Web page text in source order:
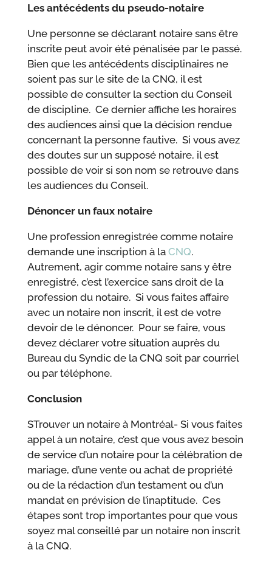
Les antécédents du pseudo-notaire
Une personne se déclarant notaire sans être
inscrite peut avoir été pénalisée par le passé.
Bien que les antécédents disciplinaires ne
soient pas sur le site de la CNQ, il est
possible de consulter la section du Conseil
de discipline. Ce dernier affiche les horaires
des audiences ainsi que la décision rendue
concernant la personne fautive. Si vous avez
des doutes sur un supposé notaire, il est
possible de voir si son nom se retrouve dans
les audiences du Conseil.
Dénoncer un faux notaire
Une profession enregistrée comme notaire
demande une inscription à la CNQ.
Autrement, agir comme notaire sans y être
enregistré, c’est l’exercice sans droit de la
profession du notaire. Si vous faites affaire
avec un notaire non inscrit, il est de votre
devoir de le dénoncer. Pour se faire, vous
devez déclarer votre situation auprès du
Bureau du Syndic de la CNQ soit par courriel
ou par téléphone.
Conclusion
STrouver un notaire à Montréal- Si vous faites
appel à un notaire, c’est que vous avez besoin
de service d’un notaire pour la célébration de
mariage, d’une vente ou achat de propriété
ou de la rédaction d’un testament ou d’un
mandat en prévision de l’inaptitude. Ces
étapes sont trop importantes pour que vous
soyez mal conseillé par un notaire non inscrit
à la CNQ.